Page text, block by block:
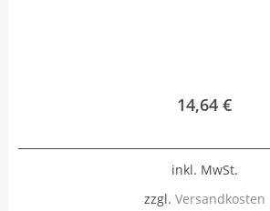
14,64 €
inkl. MwSt.
zzgl. Versandkosten